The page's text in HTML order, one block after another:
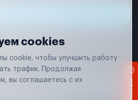
Удаление аккаунта
на сайте, носит исключительно
статьи 437 (п. 2) Гражданского кодекса
cookies
cookie, чтобы улучшить работу
трафик. Продолжая
вы соглашаетесь с их